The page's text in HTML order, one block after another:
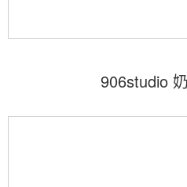
906studio